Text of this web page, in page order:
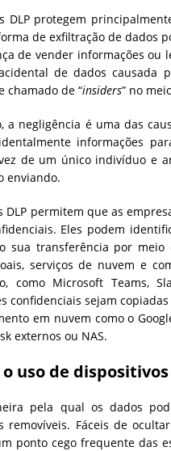
DLP protegem
de exfiltração de dados
de vender informações ou
de dados causada
chamado de “insiders” no
a negligência é uma das
informações
de um único indivíduo e
enviando.
DLP permitem que as
Eles podem
sua transferência por meio
serviços de nuvem e
como Microsoft Teams,
confidenciais sejam
em nuvem como o
externos ou NAS.
uso de
pela qual os dados
removíveis. Fáceis de
ponto cego frequente das